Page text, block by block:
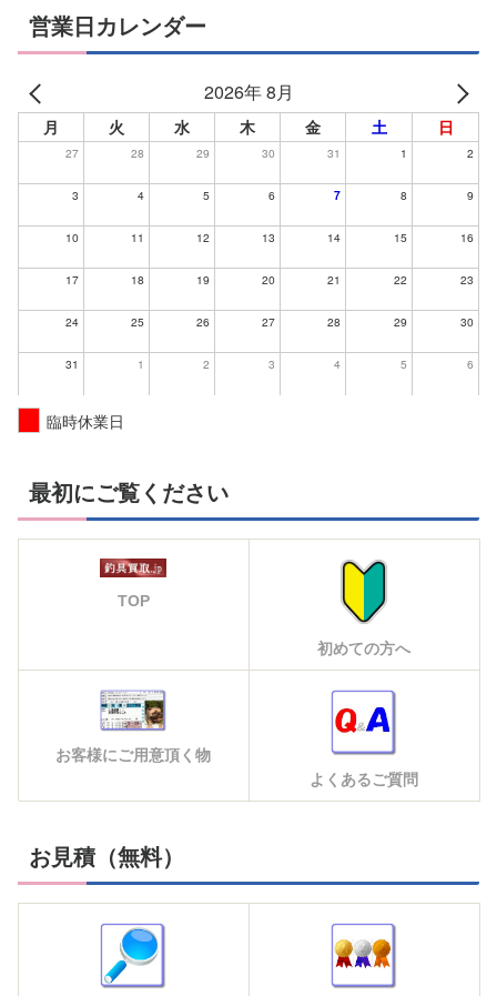
営業日カレンダー
2026年 8月
月 火 水 木 金 土 日
27 28 29 30 31 1 2
3 4 5 6 7 8 9
10 11 12 13 14 15 16
17 18 19 20 21 22 23
24 25 26 27 28 29 30
31 1 2 3 4 5 6
臨時休業日
最初にご覧ください
TOP
初めての方へ
お客様にご用意頂く物
よくあるご質問
お見積（無料）